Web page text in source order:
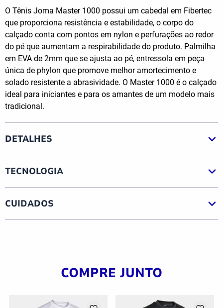
O Tênis Joma Master 1000 possui um cabedal em Fibertec
que proporciona resistência e estabilidade, o corpo do
calçado conta com pontos em nylon e perfurações ao redor
do pé que aumentam a respirabilidade do produto. Palmilha
em EVA de 2mm que se ajusta ao pé, entressola em peça
única de phylon que promove melhor amortecimento e
solado resistente a abrasividade. O Master 1000 é o calçado
ideal para iniciantes e para os amantes de um modelo mais
tradicional.
DETALHES
TECNOLOGIA
CUIDADOS
COMPRE JUNTO